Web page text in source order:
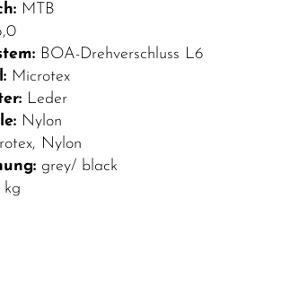
MTB
BOA-Drehverschluss L6
Microtex
Leder
Nylon
Nylon
grey/ black
kg